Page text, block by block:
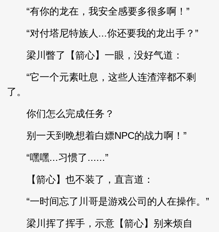
“有你的龙在，我安全感要多很多啊！”
“对付塔尼特族人...你还要我的龙出手？”
梁川瞥了【箭心】一眼，没好气道：
“它一个元素吐息，这些人连渣滓都不剩
了。
你们怎么完成任务？
别一天到晩想着白嫖NPC的战力啊！”
“嘿嘿...习惯了......”
【箭心】也不装了，直言道：
“一时间忘了川哥是游戏公司的人在操作。”
梁川挥了挥手，示意【箭心】别来烦自